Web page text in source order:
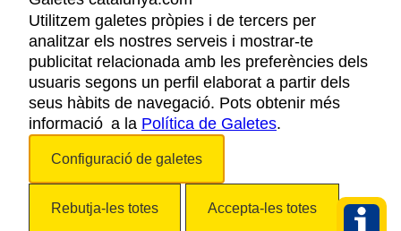
AVÍS LEGAL
POLÍTICA DE PRIVACITAT
COOKIES
ACCESSIBILITAT
Utilitzem galetes pròpies i de tercers per
analitzar els nostres serveis i mostrar-te
publicitat relacionada amb les preferències dels
usuaris segons un perfil elaborat a partir dels
seus hàbits de navegació. Pots obtenir més
informació a la Política de Galetes.
Configuració de galetes
Rebutja-les totes Accepta-les totes